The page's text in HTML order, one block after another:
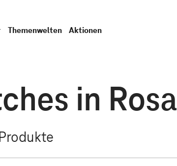
Themenwelten Aktionen
in Rosa